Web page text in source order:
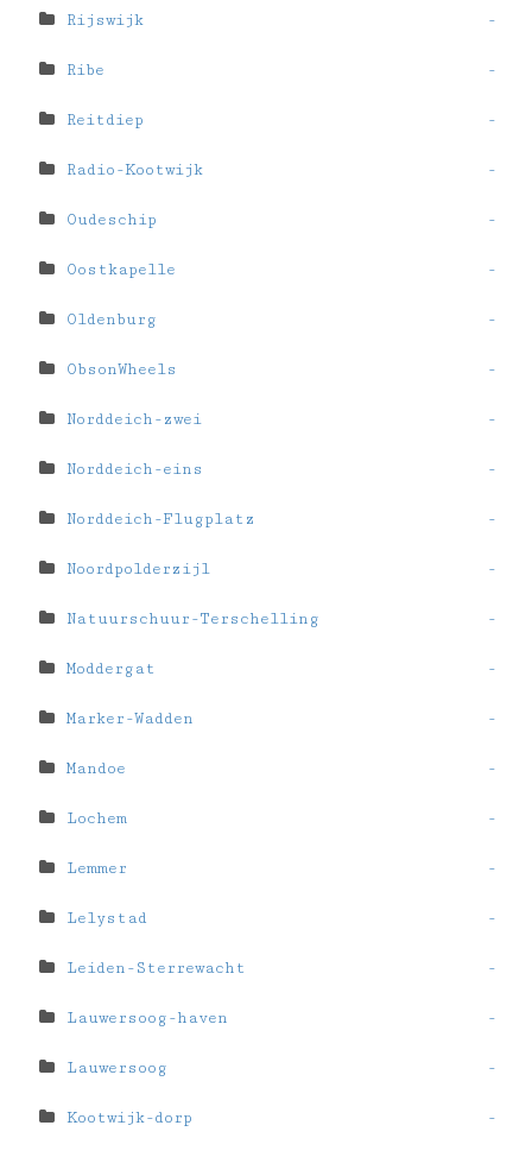
Rijswijk -
Ribe -
Reitdiep -
Radio-Kootwijk -
Oudeschip -
Oostkapelle -
Oldenburg -
ObsonWheels -
Norddeich-zwei -
Norddeich-eins -
Norddeich-Flugplatz -
Noordpolderzijl -
Natuurschuur-Terschelling -
Moddergat -
Marker-Wadden -
Mandoe -
Lochem -
Lemmer -
Lelystad -
Leiden-Sterrewacht -
Lauwersoog-haven -
Lauwersoog -
Kootwijk-dorp -